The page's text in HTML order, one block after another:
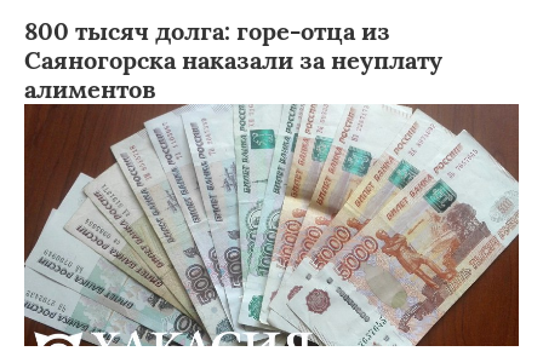
800 тысяч долга: горе-отца из
Саяногорска наказали за неуплату
алиментов